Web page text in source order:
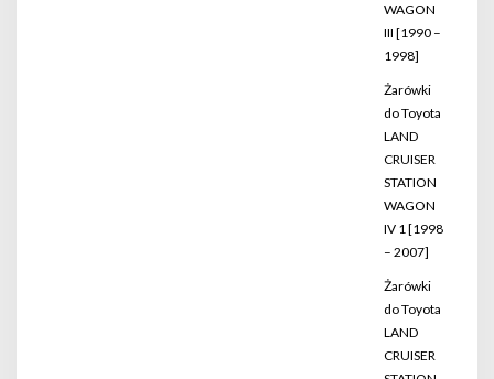
WAGON
III [1990 –
1998]
Żarówki
do Toyota
LAND
CRUISER
STATION
WAGON
IV 1 [1998
– 2007]
Żarówki
do Toyota
LAND
CRUISER